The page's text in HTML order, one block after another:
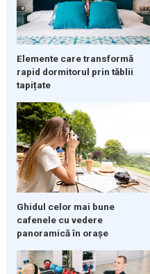
Elemente care transformă
rapid dormitorul prin tăblii
tapițate
Ghidul celor mai bune
cafenele cu vedere
panoramică în orașe